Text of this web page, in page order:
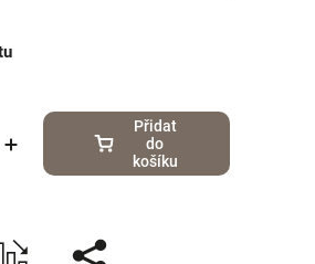
Přidat
do
košíku